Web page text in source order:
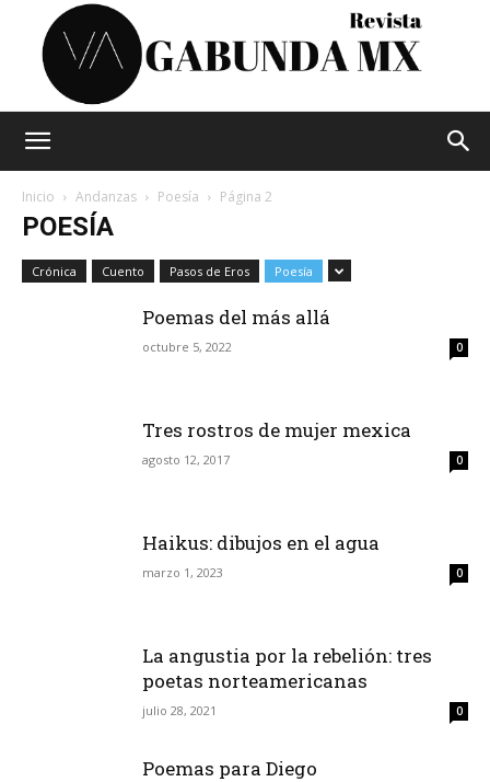
Mx
Inicio Andanzas Poesía Página 2
POESÍA
Crónica Cuento Pasos de Eros Poesía
Poemas del más allá
octubre 5, 2022 0
Tres rostros de mujer mexica
agosto 12, 2017 0
Haikus: dibujos en el agua
marzo 1, 2023 0
La angustia por la rebelión: tres
poetas norteamericanas
julio 28, 2021 0
Poemas para Diego